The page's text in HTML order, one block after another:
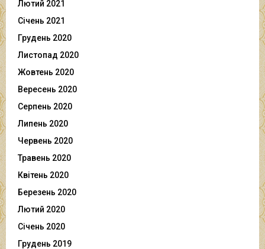
Лютий 2021
Січень 2021
Грудень 2020
Листопад 2020
Жовтень 2020
Вересень 2020
Серпень 2020
Липень 2020
Червень 2020
Травень 2020
Квітень 2020
Березень 2020
Лютий 2020
Січень 2020
Грудень 2019